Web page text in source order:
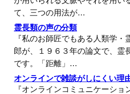
て、三つの用法が…
霊長類の声の分類
『私のお師匠でもある人類学・
郎が、１９６３年の論文で、霊
です。「距離」…
オンラインで雑談がしにくい理
『オンラインコミュニケーショ